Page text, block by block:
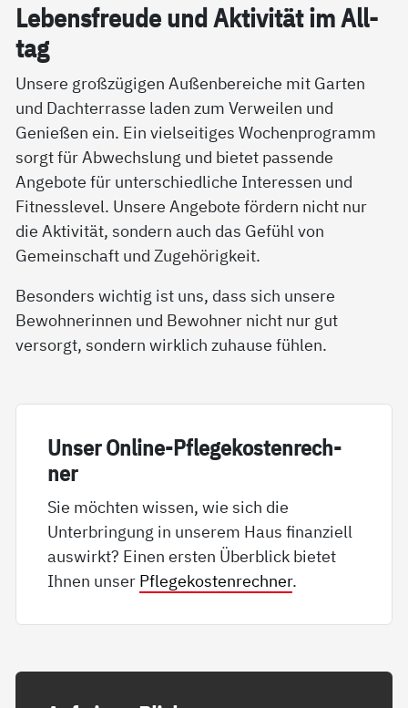
Le­bens­f­reu­de und Ak­ti­vi­tät im All­
tag
Unsere großzügigen Außenbereiche mit Garten
und Dachterrasse laden zum Verweilen und
Genießen ein. Ein vielseitiges Wochenprogramm
sorgt für Abwechslung und bietet passende
Angebote für unterschiedliche Interessen und
Fitnesslevel. Unsere Angebote fördern nicht nur
die Aktivität, sondern auch das Gefühl von
Gemeinschaft und Zugehörigkeit.
Besonders wichtig ist uns, dass sich unsere
Bewohnerinnen und Bewohner nicht nur gut
versorgt, sondern wirklich zuhause fühlen.
Un­ser On­li­ne-Pf­le­ge­kos­ten­rech­
ner
Sie möchten wissen, wie sich die
Unterbringung in unserem Haus finanziell
auswirkt? Einen ersten Überblick bietet
Ihnen unser Pflegekostenrechner.